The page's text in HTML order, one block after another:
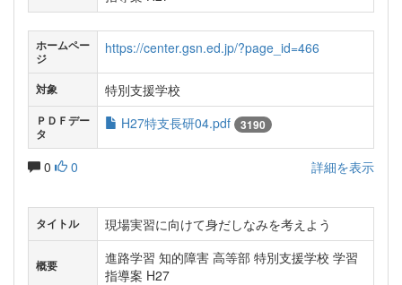
ホームペー
ジ
https://center.gsn.ed.jp/?page_id=466
対象 特別支援学校
ＰＤＦデー
タ
H27特支長研04.pdf 3190
0 0 詳細を表示
タイトル 現場実習に向けて身だしなみを考えよう
概要
進路学習 知的障害 高等部 特別支援学校 学習
指導案 H27